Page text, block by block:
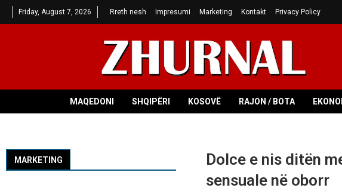
Friday, August 7, 2026 Rreth nesh Impresumi Marketing Kontakt Privacy Policy
MAQEDONI SHQIPËRI KOSOVË RAJON / BOTA
Dolce e nis ditën
sensuale në oborr
MARKETING